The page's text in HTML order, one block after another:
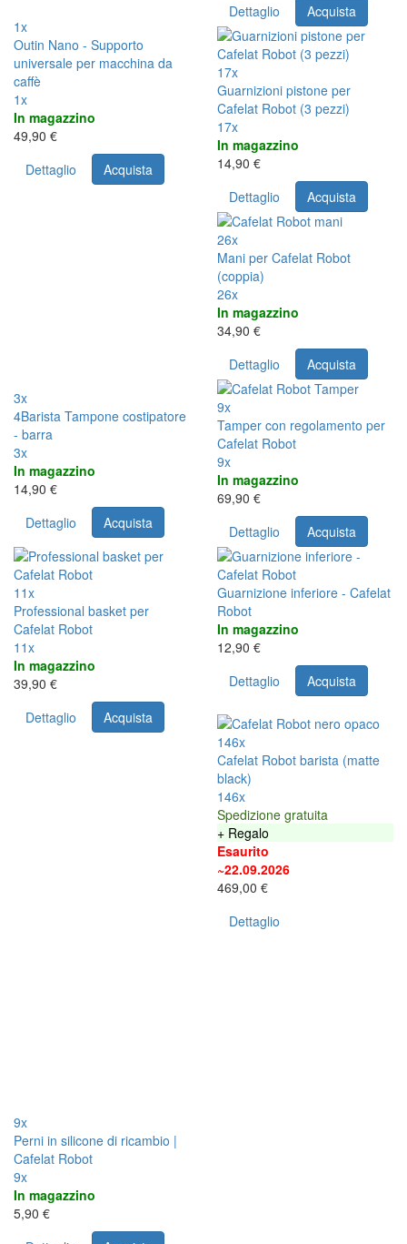
1x
Outin Nano - Supporto
universale per macchina da
caffè
1x
In magazzino
49,90 €
Dettaglio
Acquista
Dettaglio
Acquista
17x
Guarnizioni pistone per
Cafelat Robot (3 pezzi)
17x
In magazzino
14,90 €
Dettaglio
Acquista
3x
4Barista Tampone costipatore
- barra
3x
In magazzino
14,90 €
Dettaglio
Acquista
26x
Mani per Cafelat Robot
(coppia)
26x
In magazzino
34,90 €
Dettaglio
Acquista
9x
Tamper con regolamento per
Cafelat Robot
9x
In magazzino
69,90 €
Dettaglio
Acquista
11x
Professional basket per
Cafelat Robot
11x
In magazzino
39,90 €
Dettaglio
Acquista
Guarnizione inferiore - Cafelat
Robot
In magazzino
12,90 €
Dettaglio
Acquista
146x
Cafelat Robot barista (matte
black)
146x
Spedizione gratuita
+ Regalo
Esaurito
~22.09.2026
469,00 €
Dettaglio
9x
Perni in silicone di ricambio |
Cafelat Robot
9x
In magazzino
5,90 €